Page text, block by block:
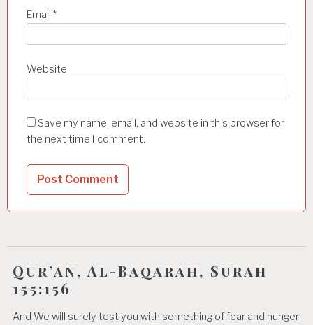
Email *
Website
Save my name, email, and website in this browser for
the next time I comment.
Qur’an, Al-Baqarah, Surah
155:156
And We will surely test you with something of fear and hunger